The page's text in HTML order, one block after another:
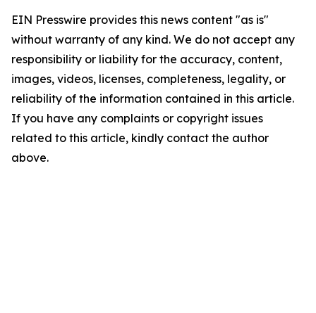
EIN Presswire provides this news content "as is"
without warranty of any kind. We do not accept any
responsibility or liability for the accuracy, content,
images, videos, licenses, completeness, legality, or
reliability of the information contained in this article.
If you have any complaints or copyright issues
related to this article, kindly contact the author
above.